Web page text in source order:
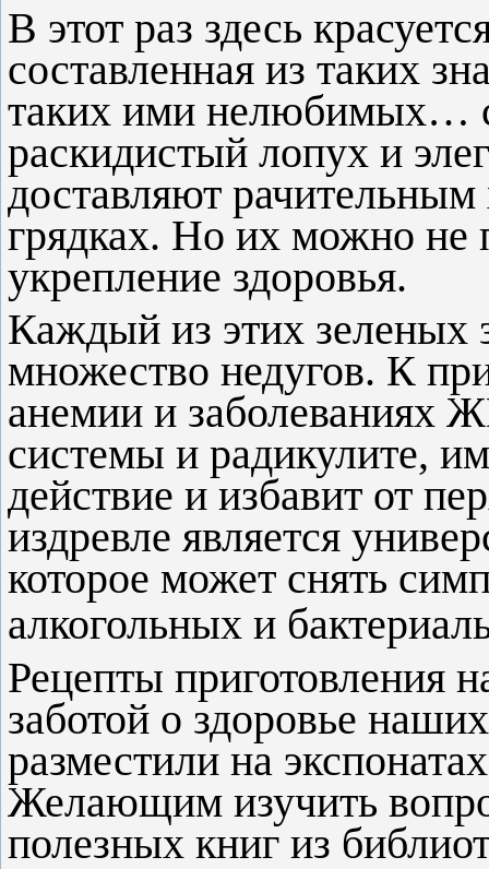
В этот раз здесь
составленная из таких
таких ими нелюбимых…
раскидистый лопух и
доставляют
грядках. Но их можно не
укрепление здоровья.
Каждый из этих зеленых
множество недугов. К
анемии и заболеваниях
системы и радикулите,
действие и избавит от
издревле является
которое может снять
алкогольных и
Рецепты приготовления
заботой о здоровье
разместили на
Желающим изучить
полезных книг из